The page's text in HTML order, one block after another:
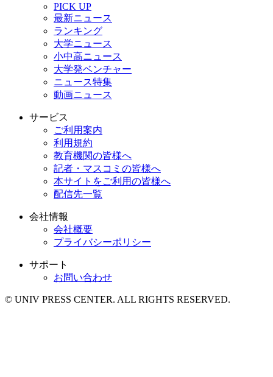
PICK UP
最新ニュース
ランキング
大学ニュース
小中高ニュース
大学発ベンチャー
ニュース特集
動画ニュース
サービス
ご利用案内
利用規約
教育機関の皆様へ
記者・マスコミの皆様へ
本サイトをご利用の皆様へ
配信先一覧
会社情報
会社概要
プライバシーポリシー
サポート
お問い合わせ
© UNIV PRESS CENTER. ALL RIGHTS RESERVED.